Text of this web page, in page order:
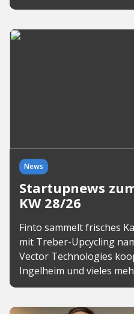
News
Startupnews
KW 28/26
Finto sammelt frisches
mit Treber-Upcycling
Vector Technologies
Ingelheim und vieles